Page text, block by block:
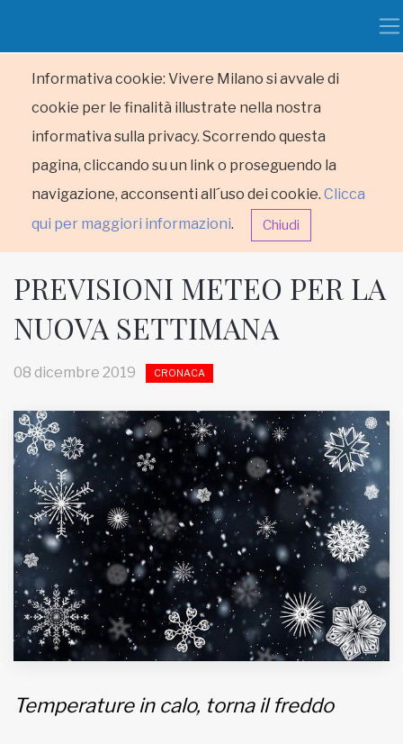
Informativa cookie: Vivere Milano si avvale di
cookie per le finalità illustrate nella nostra
informativa sulla privacy. Scorrendo questa
pagina, cliccando su un link o proseguendo la
navigazione, acconsenti all´uso dei cookie. Clicca
qui per maggiori informazioni. Chiudi
HOME
MUNICIPI
Inviateci le vostre segnalazioni
Iscriviti alla newsletter
www.viveremilano.info
Fondato e diretto da Enzo De
Bernardis
EDB edizioni - Via Brivio angolo C.
Informativa sulla privacy
PREVISIONI METEO PER LA
NUOVA SETTIMANA
08 dicembre 2019 CRONACA
Temperature in calo, torna il freddo